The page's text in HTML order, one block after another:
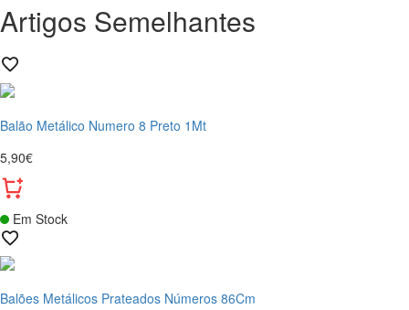
Artigos Semelhantes
Balão Metálico Numero 8 Preto 1Mt
5,90€
Em Stock
Balões Metálicos Prateados Números 86Cm